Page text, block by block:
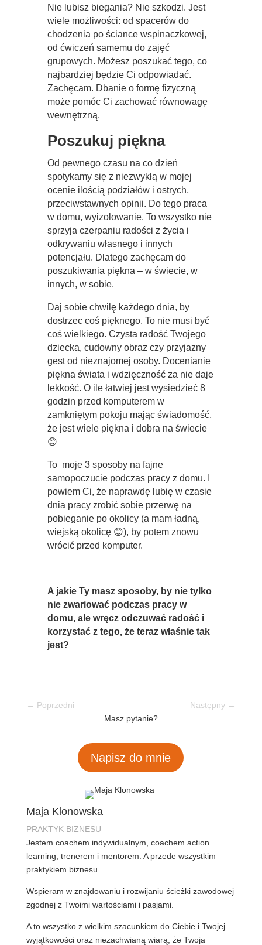
Nie lubisz biegania? Nie szkodzi. Jest
wiele możliwości: od spacerów do
chodzenia po ściance wspinaczkowej,
od ćwiczeń samemu do zajęć
grupowych. Możesz poszukać tego, co
najbardziej będzie Ci odpowiadać.
Zachęcam. Dbanie o formę fizyczną
może pomóc Ci zachować równowagę
wewnętrzną.
Poszukuj piękna
Od pewnego czasu na co dzień
spotykamy się z niezwykłą w mojej
ocenie ilością podziałów i ostrych,
przeciwstawnych opinii. Do tego praca
w domu, wyizolowanie. To wszystko nie
sprzyja czerpaniu radości z życia i
odkrywaniu własnego i innych
potencjału. Dlatego zachęcam do
poszukiwania piękna – w świecie, w
innych, w sobie.
Daj sobie chwilę każdego dnia, by
dostrzec coś pięknego. To nie musi być
coś wielkiego. Czysta radość Twojego
dziecka, cudowny obraz czy przyjazny
gest od nieznajomej osoby. Docenianie
piękna świata i wdzięczność za nie daje
lekkość. O ile łatwiej jest wysiedzieć 8
godzin przed komputerem w
zamkniętym pokoju mając świadomość,
że jest wiele piękna i dobra na świecie
😊
To moje 3 sposoby na fajne
samopoczucie podczas pracy z domu. I
powiem Ci, że naprawdę lubię w czasie
dnia pracy zrobić sobie przerwę na
pobieganie po okolicy (a mam ładną,
wiejską okolicę 😊), by potem znowu
wrócić przed komputer.
A jakie Ty masz sposoby, by nie tylko
nie zwariować podczas pracy w
domu, ale wręcz odczuwać radość i
korzystać z tego, że teraz właśnie tak
jest?
← Poprzedni Następny →
Masz pytanie?
Napisz do mnie
Maja Klonowska
PRAKTYK BIZNESU
Jestem coachem indywidualnym, coachem action
learning, trenerem i mentorem. A przede wszystkim
praktykiem biznesu.
Wspieram w znajdowaniu i rozwijaniu ścieżki zawodowej
zgodnej z Twoimi wartościami i pasjami.
A to wszystko z wielkim szacunkiem do Ciebie i Twojej
wyjątkowości oraz niezachwianą wiarą, że Twoja